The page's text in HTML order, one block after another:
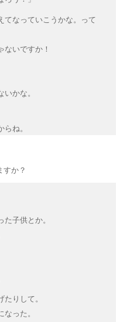
てなっていこうかな。って
いですか！
かな。
ね。
すか？
子供とか。
りして。
った。